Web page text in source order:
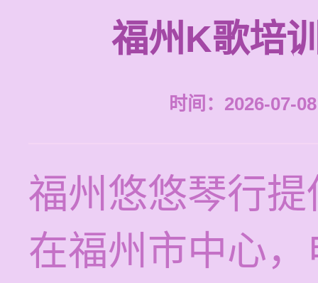
福州K歌培
时间：2026-07-
福州悠悠琴行
在福州市中心